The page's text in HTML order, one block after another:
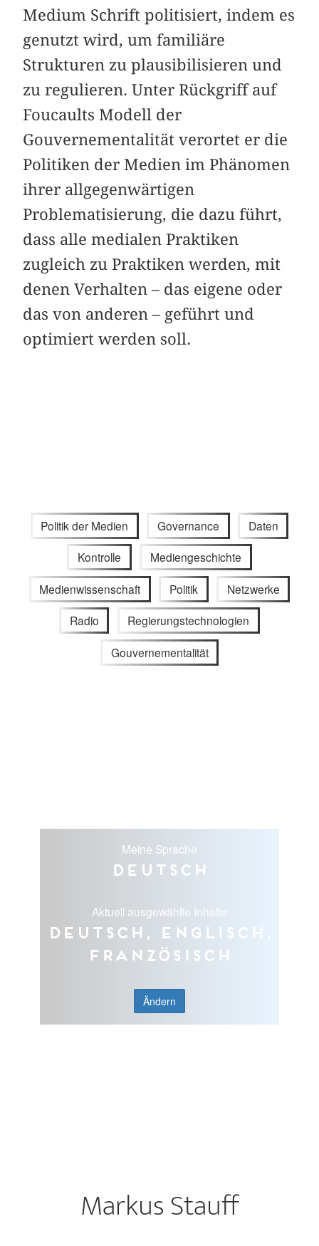
Medium Schrift politisiert, indem es
genutzt wird, um familiäre
Strukturen zu plausibilisieren und
zu regulieren. Unter Rückgriff auf
Foucaults Modell der
Gouvernementalität verortet er die
Politiken der Medien im Phänomen
ihrer allgegenwärtigen
Problematisierung, die dazu führt,
dass alle medialen Praktiken
zugleich zu Praktiken werden, mit
denen Verhalten – das eigene oder
das von anderen – geführt und
optimiert werden soll.
Politik der Medien Governance Daten
Kontrolle Mediengeschichte
Medienwissenschaft Politik Netzwerke
Radio Regierungstechnologien
Gouvernementalität
Meine Sprache
Deutsch
Aktuell ausgewählte Inhalte
Deutsch, Englisch,
Französisch
Ändern
Markus Stauff